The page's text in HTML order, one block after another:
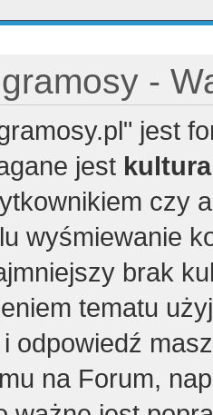
-
jest
jest
czy
wyśmiewanie
brak
tematu
i odpowiedź
na Forum,